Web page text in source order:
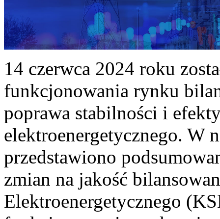
14 czerwca 2024 roku
funkcjonowania rynku
poprawa stabilności i
elektroenergetycznego. W
przedstawiono
zmian na jakość
Elektroenergetycznego